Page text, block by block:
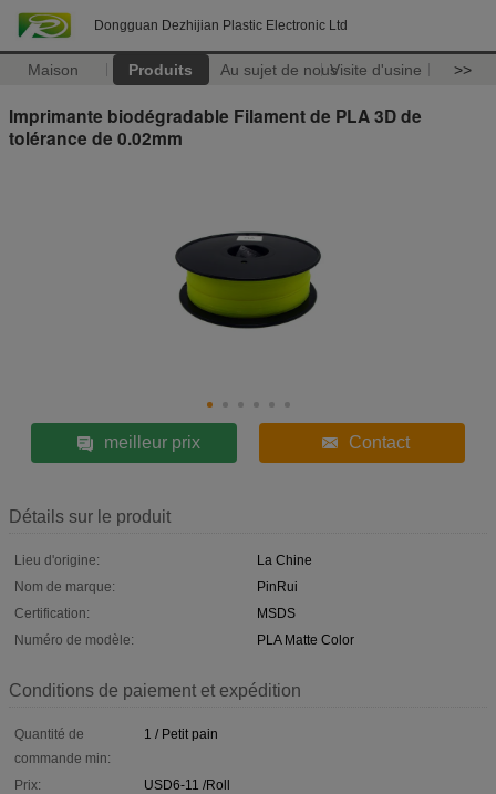
Dongguan Dezhijian Plastic Electronic Ltd
Maison Produits Au sujet de nousVisite d'usine >>
Imprimante biodégradable Filament de PLA 3D de
tolérance de 0.02mm
meilleur prix Contact
Détails sur le produit
Lieu d'origine:
La Chine
Nom de marque:
PinRui
Certification:
MSDS
Numéro de modèle:
PLA Matte Color
Conditions de paiement et expédition
Quantité de
commande min:
1 / Petit pain
Prix:
USD6-11 /Roll